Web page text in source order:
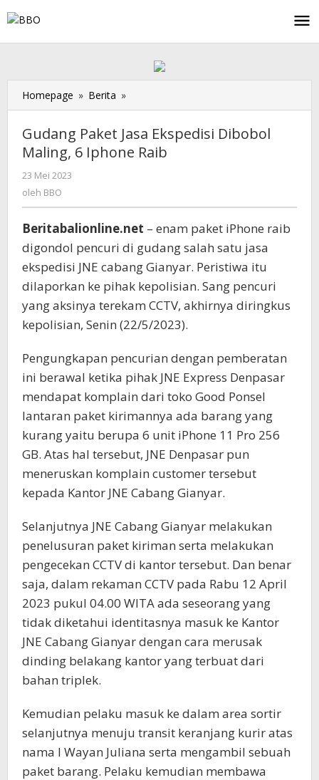
ke
Homepage » Berita »
Paket
Ekspedisi
Dibobol
Gudang Paket Jasa Ekspedisi Dibobol
Maling, 6 Iphone Raib
23 Mei 2023
oleh BBO
Beritabalionline.net – enam paket iPhone raib
digondol pencuri di gudang salah satu jasa
ekspedisi JNE cabang Gianyar. Peristiwa itu
dilaporkan ke pihak kepolisian. Sang pencuri
yang aksinya terekam CCTV, akhirnya diringkus
kepolisian, Senin (22/5/2023).
Pengungkapan pencurian dengan pemberatan
ini berawal ketika pihak JNE Express Denpasar
mendapat komplain dari toko Good Ponsel
lantaran paket kirimannya ada barang yang
kurang yaitu berupa 6 unit iPhone 11 Pro 256
GB. Atas hal tersebut, JNE Denpasar pun
meneruskan komplain customer tersebut
kepada Kantor JNE Cabang Gianyar.
Selanjutnya JNE Cabang Gianyar melakukan
penelusuran paket kiriman serta melakukan
pengecekan CCTV di kantor tersebut. Dan benar
saja, dalam rekaman CCTV pada Rabu 12 April
2023 pukul 04.00 WITA ada seseorang yang
tidak diketahui identitasnya masuk ke Kantor
JNE Cabang Gianyar dengan cara merusak
dinding belakang kantor yang terbuat dari
bahan triplek.
Kemudian pelaku masuk ke dalam area sortir
selanjutnya menuju transit keranjang kurir atas
nama I Wayan Juliana serta mengambil sebuah
paket barang. Pelaku kemudian membawa